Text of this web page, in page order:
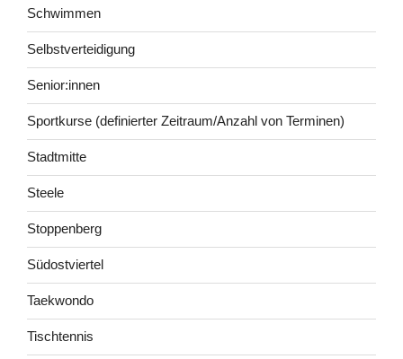
Schwimmen
Selbstverteidigung
Senior:innen
Sportkurse (definierter Zeitraum/Anzahl von Terminen)
Stadtmitte
Steele
Stoppenberg
Südostviertel
Taekwondo
Tischtennis